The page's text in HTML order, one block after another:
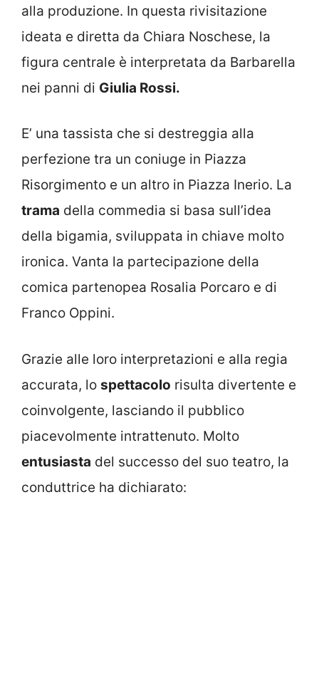
alla produzione. In questa rivisitazione
ideata e diretta da Chiara Noschese, la
figura centrale è interpretata da Barbarella
nei panni di Giulia Rossi.
E’ una tassista che si destreggia alla
perfezione tra un coniuge in Piazza
Risorgimento e un altro in Piazza Inerio. La
trama della commedia si basa sull’idea
della bigamia, sviluppata in chiave molto
ironica. Vanta la partecipazione della
comica partenopea Rosalia Porcaro e di
Franco Oppini.
Grazie alle loro interpretazioni e alla regia
accurata, lo spettacolo risulta divertente e
coinvolgente, lasciando il pubblico
piacevolmente intrattenuto. Molto
entusiasta del successo del suo teatro, la
conduttrice ha dichiarato: